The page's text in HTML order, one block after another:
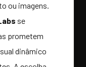
ou imagens.
se
prometem
dinâmico